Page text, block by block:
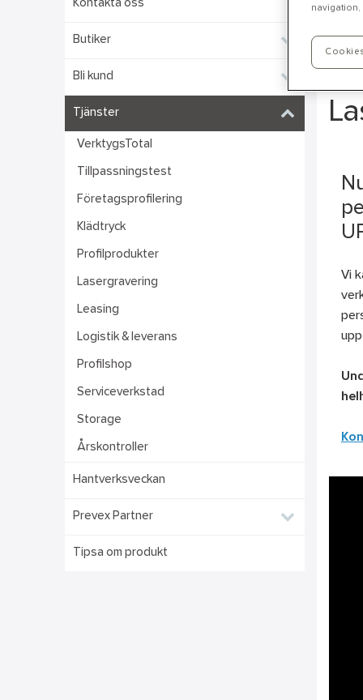
Kontakta oss
Butiker
Bli kund
Tjänster
VerktygsTotal
Tillpassningstest
Företagsprofilering
Klädtryck
Profilprodukter
Lasergravering
Leasing
Logistik & leverans
Profilshop
Serviceverkstad
Storage
Årskontroller
Hantverksveckan
Prevex Partner
Tipsa om produkt
Vi
navigation,